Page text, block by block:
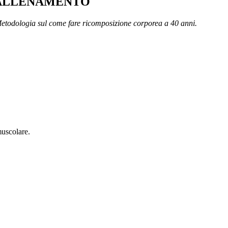
sul come fare ricomposizione corporea a 40 anni.